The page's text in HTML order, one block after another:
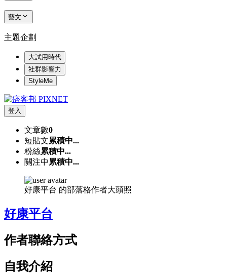
藝文
主題企劃
大試用時代
社群影響力
StyleMe
登入
文章數0
短貼文累積中...
粉絲累積中...
關注中 累積中...
好康平台 的部落格作者大頭照
好康平台
作者聯絡方式
自我介紹